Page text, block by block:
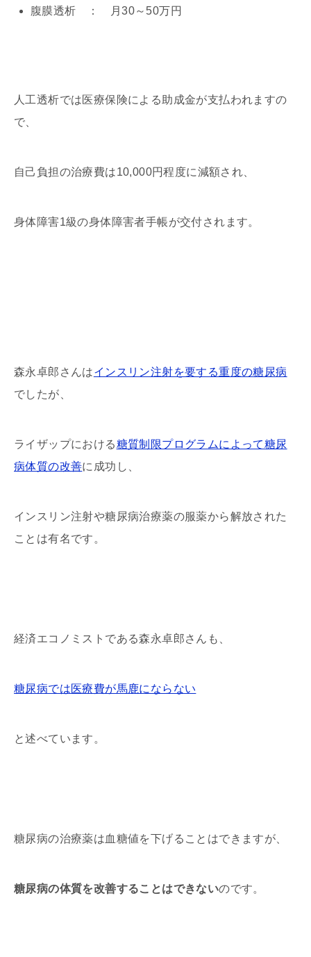
腹膜透析 ： 月30～50万円
人工透析では医療保険による助成金が支払われますの
で、
自己負担の治療費は10,000円程度に減額され、
身体障害1級の身体障害者手帳が交付されます。
森永卓郎さんはインスリン注射を要する重度の糖尿病
でしたが、
ライザップにおける糖質制限プログラムによって糖尿
病体質の改善に成功し、
インスリン注射や糖尿病治療薬の服薬から解放された
ことは有名です。
経済エコノミストである森永卓郎さんも、
糖尿病では医療費が馬鹿にならない
と述べています。
糖尿病の治療薬は血糖値を下げることはできますが、
糖尿病の体質を改善することはできないのです。